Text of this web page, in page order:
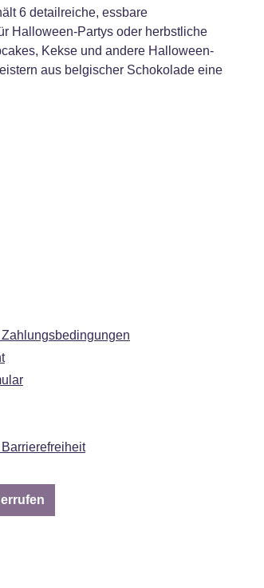
6 detailreiche, essbare
Halloween-Partys oder herbstliche
Kekse und andere Halloween-
aus belgischer Schokolade eine